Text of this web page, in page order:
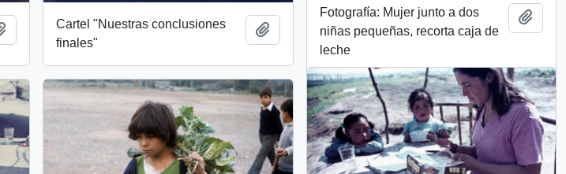
Add to clipboardCartel "Nuestras conclusiones
finales"
Add to clipboard
Fotografía: Mujer junto a dos
niñas pequeñas, recorta caja de
leche
Add